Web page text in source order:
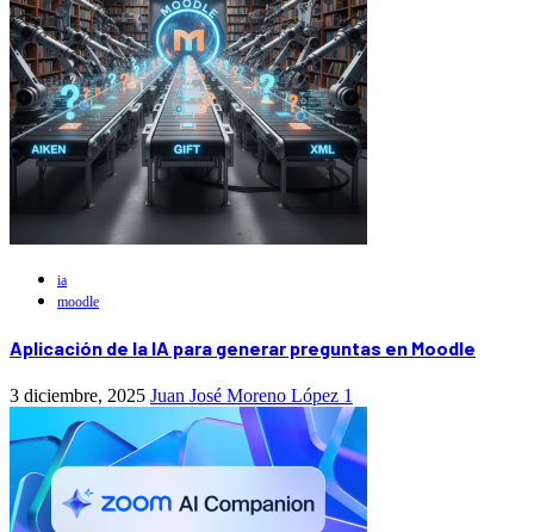
ia
moodle
Aplicación de la IA para generar preguntas en Moodle
3 diciembre, 2025 Juan José Moreno López 1